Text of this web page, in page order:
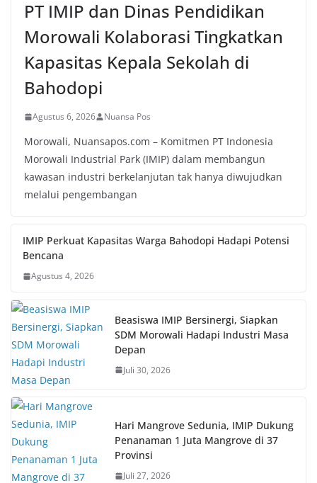
PT IMIP dan Dinas Pendidikan
Morowali Kolaborasi Tingkatkan
Kapasitas Kepala Sekolah di
Bahodopi
Agustus 6, 2026 Nuansa Pos
Morowali, Nuansapos.com – Komitmen PT Indonesia
Morowali Industrial Park (IMIP) dalam membangun
kawasan industri berkelanjutan tak hanya diwujudkan
melalui pengembangan
IMIP Perkuat Kapasitas Warga Bahodopi Hadapi Potensi
Bencana
Agustus 4, 2026
Beasiswa IMIP Bersinergi, Siapkan
SDM Morowali Hadapi Industri Masa
Depan
Juli 30, 2026
Hari Mangrove Sedunia, IMIP Dukung
Penanaman 1 Juta Mangrove di 37
Provinsi
Juli 27, 2026